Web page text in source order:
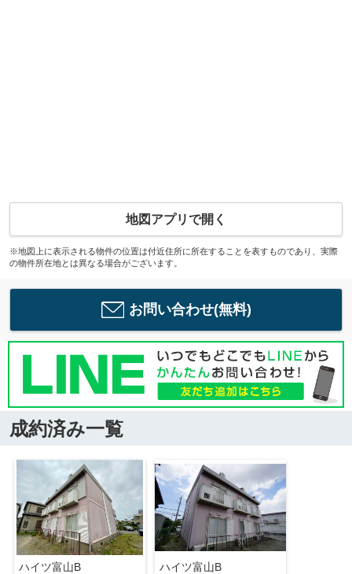
地図アプリで開く
※地図上に表示される物件の位置は付近住所に所在することを表すものであり、実際
の物件所在地とは異なる場合がございます。
お問い合わせ(無料)
成約済み一覧
ハイツ富山B ハイツ富山B